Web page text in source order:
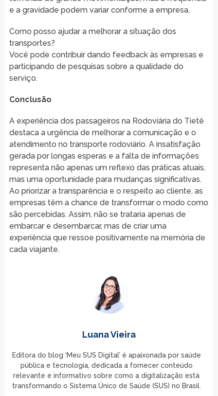
e a gravidade podem variar conforme a empresa.
Como posso ajudar a melhorar a situação dos
transportes?
Você pode contribuir dando feedback às empresas e
participando de pesquisas sobre a qualidade do
serviço.
Conclusão
A experiência dos passageiros na Rodoviária do Tietê
destaca a urgência de melhorar a comunicação e o
atendimento no transporte rodoviário. A insatisfação
gerada por longas esperas e a falta de informações
representa não apenas um reflexo das práticas atuais,
mas uma oportunidade para mudanças significativas.
Ao priorizar a transparência e o respeito ao cliente, as
empresas têm a chance de transformar o modo como
são percebidas. Assim, não se trataria apenas de
embarcar e desembarcar, mas de criar uma
experiência que ressoe positivamente na memória de
cada viajante.
Luana Vieira
Editora do blog ‘Meu SUS Digital’ é apaixonada por saúde
pública e tecnologia, dedicada a fornecer conteúdo
relevante e informativo sobre como a digitalização está
transformando o Sistema Único de Saúde (SUS) no Brasil.